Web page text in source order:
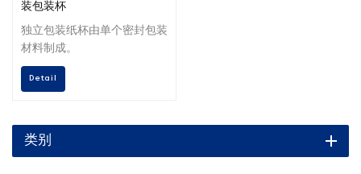
装包装杯
独立包装纸杯由单个密封包装
材料制成。
Detail
类别